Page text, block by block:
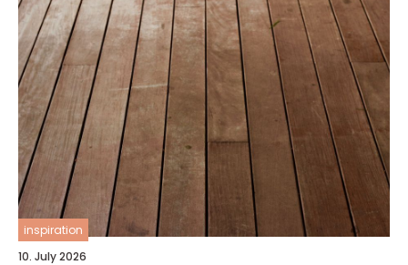
inspiration
10. July 2026